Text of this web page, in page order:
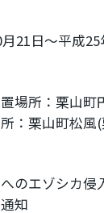
21日～平成25
場所：栗山町
：栗山町松風
のエゾシカ侵
知